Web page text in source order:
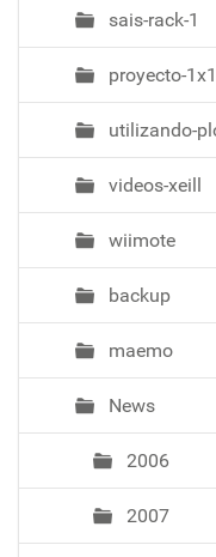
sais-rack-1
proyecto-1x1
utilizando-
videos-xeill
wiimote
backup
maemo
News
2006
2007